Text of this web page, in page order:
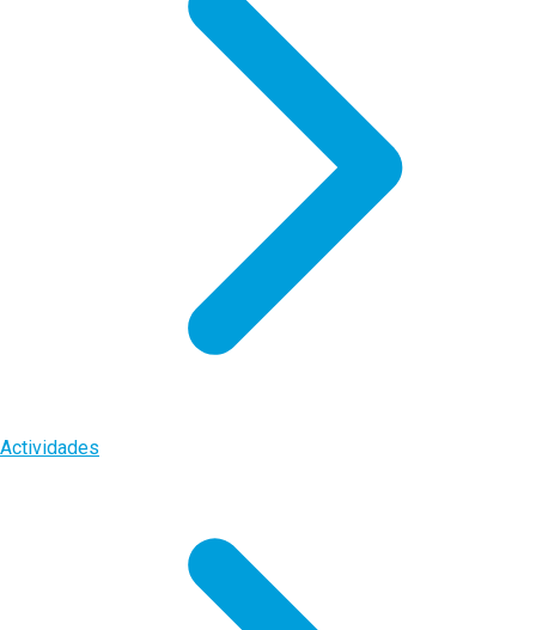
Actividades